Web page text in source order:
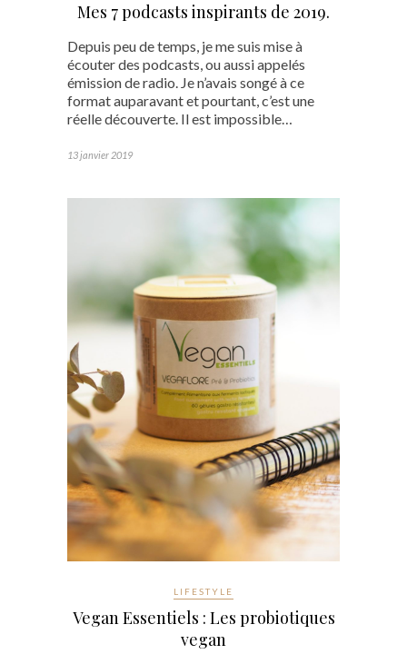
Mes 7 podcasts inspirants de 2019.
Depuis peu de temps, je me suis mise à
écouter des podcasts, ou aussi appelés
émission de radio. Je n’avais songé à ce
format auparavant et pourtant, c’est une
réelle découverte. Il est impossible…
13 janvier 2019
LIFESTYLE
Vegan Essentiels : Les probiotiques
vegan